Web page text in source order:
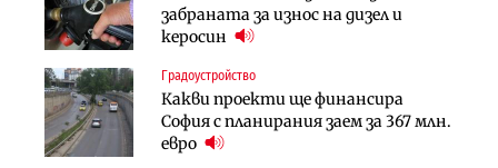
забраната за износ на дизел и
керосин
Градоустройство
Какви проекти ще финансира
София с планирания заем за 367 млн.
евро
АПИ възложи промяната на
парцеларния план за
Търново
Градоустройство
Шест кандидата с интерес към
България продължава да се охлажда
(Графика)
Инфраструктура
Вторият мост над Варненското
езеро става част от бъдещата
магистрала „Черно море“